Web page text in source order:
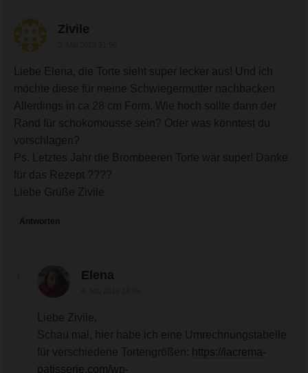
Zivile
Liebe Elena, die Torte sieht super lecker aus! Und ich
möchte diese für meine Schwiegermutter nachbacken.
Allerdings in ca 28 cm Form. Wie hoch sollte dann der
Rand für schokomousse sein? Oder was könntest du
vorschlagen?
Ps. Letztes Jahr die Brombeeren Torte war super! Danke
für das Rezept ????
Liebe Grüße Zivile
Antworten
Elena
Liebe Zivile,
Schau mal, hier habe ich eine Umrechnungstabelle
für verschiedene Tortengrößen: https://lacrema-
patisserie.com/wp-